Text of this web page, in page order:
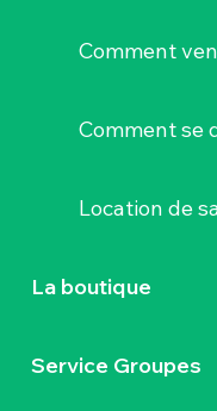
Comment
Comment se
Location de
La boutique
Service Groupes
Clisson
ACTUALITÉ